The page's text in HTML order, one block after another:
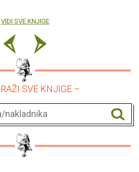
VIDI SVE KNJIGE
SVE KNJIGE –